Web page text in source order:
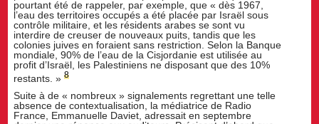
pourtant été de rappeler, par exemple, que « dès 1967,
l’eau des territoires occupés a été placée par Israël sous
contrôle militaire, et les résidents arabes se sont vu
interdire de creuser de nouveaux puits, tandis que les
colonies juives en foraient sans restriction. Selon la Banque
mondiale, 90% de l’eau de la Cisjordanie est utilisée au
profit d’Israël, les Palestiniens ne disposant que des 10%
restants. »8
Suite à de « nombreux » signalements regrettant une telle
absence de contextualisation, la médiatrice de Radio
France, Emmanuelle Daviet, adressait en septembre